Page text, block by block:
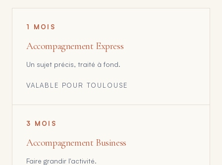
1 MOIS
Accompagnement Express
Un sujet précis, traité à fond.
VALABLE POUR TOULOUSE
3 MOIS
Accompagnement Business
Faire grandir l'activité.